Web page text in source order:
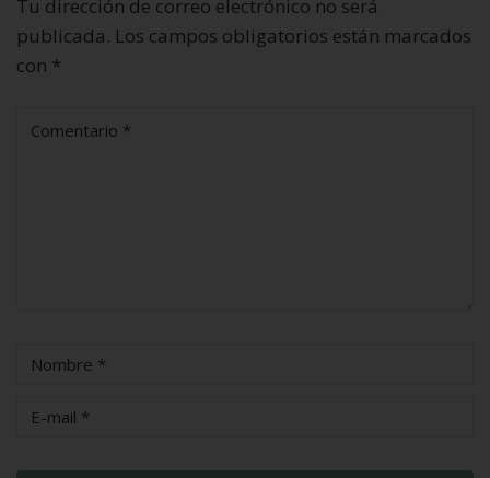
Tu dirección de correo electrónico no será
publicada. Los campos obligatorios están marcados
con *